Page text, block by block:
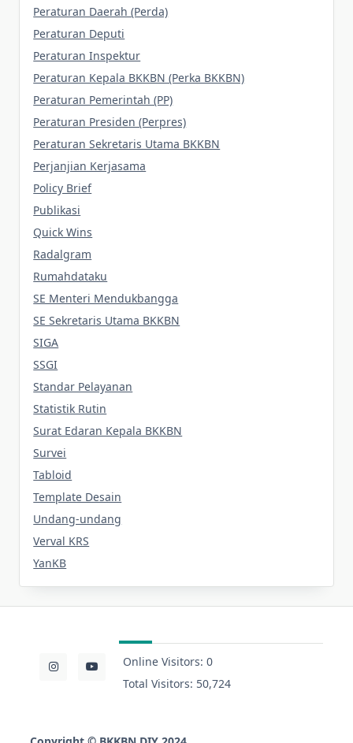
Peraturan Daerah (Perda)
Peraturan Deputi
Peraturan Inspektur
Peraturan Kepala BKKBN (Perka BKKBN)
Peraturan Pemerintah (PP)
Peraturan Presiden (Perpres)
Peraturan Sekretaris Utama BKKBN
Perjanjian Kerjasama
Policy Brief
Publikasi
Quick Wins
Radalgram
Rumahdataku
SE Menteri Mendukbangga
SE Sekretaris Utama BKKBN
SIGA
SSGI
Standar Pelayanan
Statistik Rutin
Surat Edaran Kepala BKKBN
Survei
Tabloid
Template Desain
Undang-undang
Verval KRS
YanKB
Online Visitors:0
Total Visitors: 50,724